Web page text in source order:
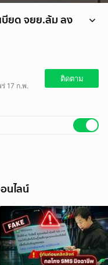
บียด จยย.ล้ม ลง
จยย. ล้ม แถมลงไปต่อยซ้ำ
า อ. บ้านนา จ.นครนายก
อโทษ พร้อมชดใช้ค่าเสีย
17 ก.พ.
ติดตาม
นไลน์